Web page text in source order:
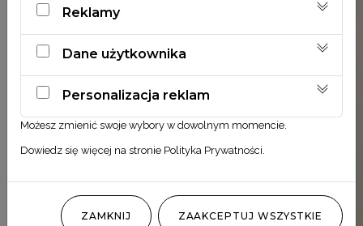
Reklamy
Dane użytkownika
Personalizacja reklam
Możesz zmienić swoje wybory w dowolnym momencie.
Dowiedz się więcej na stronie Polityka Prywatności.
ZAMKNIJ ZAAKCEPTUJ WSZYSTKIE